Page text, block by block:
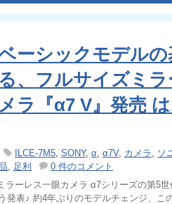
ーシックモデルの
、フルサイズミラ
ラ『α7 V』発売 は
ILCE-7M5 SONY, α α7V, カメラ
ソ
足利
0 件のコメント
ラーレス一眼カメラ α7シリーズの第5世
発表♪ 約4年ぶりのモデルチェンジ、こ